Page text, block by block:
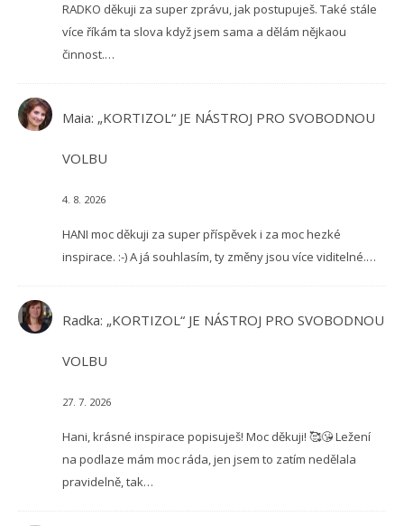
RADKO děkuji za super zprávu, jak postupuješ. Také stále
více říkám ta slova když jsem sama a dělám nějkaou
činnost.…
Maia: „KORTIZOL“ JE NÁSTROJ PRO SVOBODNOU
VOLBU
4. 8. 2026
HANI moc děkuji za super příspěvek i za moc hezké
inspirace. :-) A já souhlasím, ty změny jsou více viditelné.…
Radka: „KORTIZOL“ JE NÁSTROJ PRO SVOBODNOU
VOLBU
27. 7. 2026
Hani, krásné inspirace popisuješ! Moc děkuji! 🥰😘 Ležení
na podlaze mám moc ráda, jen jsem to zatím nedělala
pravidelně, tak…